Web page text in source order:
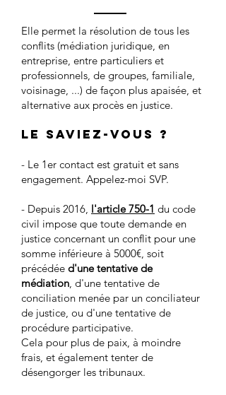
Elle permet la résolution de tous les
conflits (médiation juridique, en
entreprise, entre particuliers et
professionnels, de groupes, familiale,
voisinage, ...) de façon plus apaisée, et
alternative aux procès en justice.
Le saviez-vous ?
- Le 1er contact est gratuit et sans
engagement. Appelez-moi SVP.
- Depuis 2016, l'article 750-1 du code
civil impose que toute demande en
justice concernant un conflit pour une
somme inférieure à 5000€, soit
précédée d'une tentative de
médiation, d'une tentative de
conciliation menée par un conciliateur
de justice, ou d'une tentative de
procédure participative.
Cela pour plus de paix, à moindre
frais, et également tenter de
désengorger les tribunaux.